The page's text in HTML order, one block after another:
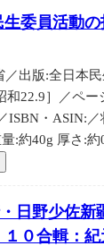
委員活動の
／出版:全日本
和22.9］／ペー
ISBN・ASIN:／
:約40g 厚さ:約
日野少佐新
０合輯：